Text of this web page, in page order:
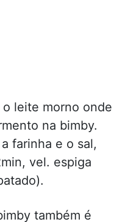
leite morno onde
na bimby.
farinha e o sal,
vel. espiga
também é